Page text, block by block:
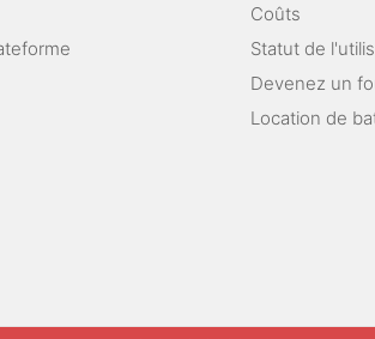
Coûts
Statut de
Devenez un
Location de